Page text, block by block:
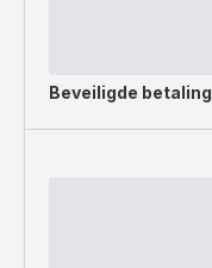
Beveiligde betaling